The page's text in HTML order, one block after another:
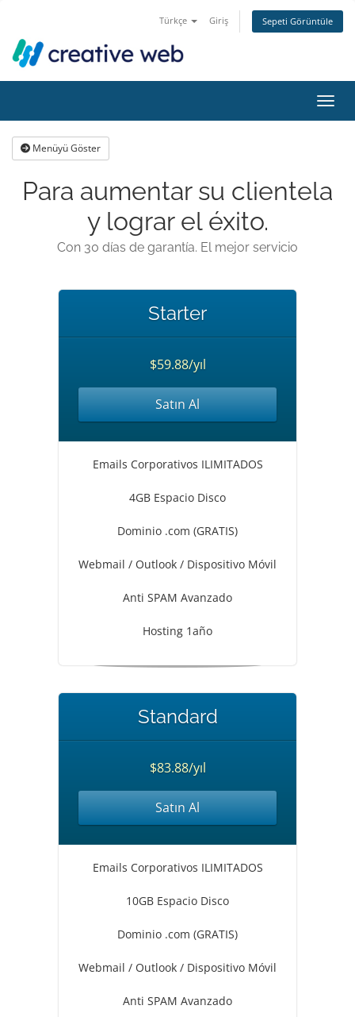
Türkçe Giriş Sepeti Görüntüle
Menüyü Göster
Para aumentar su clientela
y lograr el éxito.
Con 30 días de garantía. El mejor servicio
Starter
$59.88/yıl
Satın Al
Emails Corporativos ILIMITADOS
4GB Espacio Disco
Dominio .com (GRATIS)
Webmail / Outlook / Dispositivo Móvil
Anti SPAM Avanzado
Hosting 1año
Standard
$83.88/yıl
Satın Al
Emails Corporativos ILIMITADOS
10GB Espacio Disco
Dominio .com (GRATIS)
Webmail / Outlook / Dispositivo Móvil
Anti SPAM Avanzado